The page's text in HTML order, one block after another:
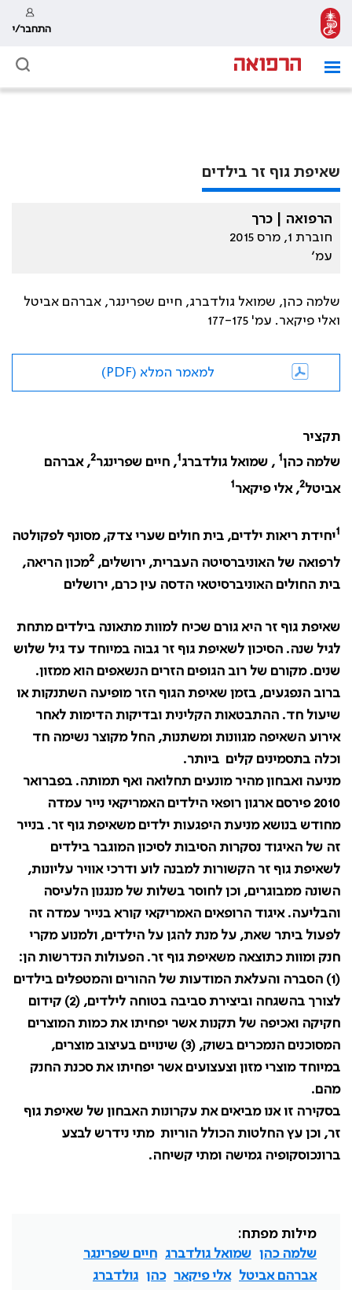
התחבר/י
שאיפת גוף זר בילדים
הרפואה | כרך
חוברת 1, מרס 2015
עמ׳
שלמה כהן, שמואל גולדברג, חיים שפרינגר, אברהם אביטל
ואלי פיקאר. עמ' 177-175
למאמר המלא (PDF)
תקציר
שלמה כהן 1 , שמואל גולדברג 1, חיים שפרינגר2, אברהם
אביטל2, אלי פיקאר 1
1יחידת ריאות ילדים, בית חולים שערי צדק, מסונף לפקולטה
לרפואה של האוניברסיטה העברית, ירושלים, 2מכון הריאה,
בית החולים האוניברסיטאי הדסה עין כרם, ירושלים
שאיפת גוף זר היא גורם שכיח למוות מתאונה בילדים מתחת
לגיל שנה. הסיכון לשאיפת גוף זר גבוה במיוחד עד גיל שלוש
שנים. מקורם של רוב הגופים הזרים הנשאפים הוא ממזון.
ברוב הנפגעים, בזמן שאיפת הגוף הזר מופיעה השתנקות או
שיעול חד. ההתבטאות הקלינית ובדיקות הדימות לאחר
אירוע השאיפה מגוונות ומשתנות, החל מקוצר נשימה חד
וכלה בתסמינים קלים ביותר.
מניעה ואבחון מהיר מונעים תחלואה ואף תמותה. בפברואר
2010 פירסם ארגון רופאי הילדים האמריקאי נייר עמדה
מחודש בנושא מניעת היפגעות ילדים משאיפת גוף זר. בנייר
זה של האיגוד נסקרות הסיבות לסיכון המוגבר בילדים
לשאיפת גוף זר הקשורות למבנה לוע ודרכי אוויר עליונות,
השונה ממבוגרים, וכן לחוסר בשלות של מנגנון הלעיסה
והבליעה. איגוד הרופאים האמריקאי קורא בנייר עמדה זה
לפעול ביתר שאת, על מנת להגן על הילדים, ולמנוע מקרי
חנק ומוות כתוצאה משאיפת גוף זר. הפעולות הנדרשות הן:
(1) הסברה והעלאת המודעות של ההורים והמטפלים בילדים
לצורך בהשגחה וביצירת סביבה בטוחה לילדים, (2) קידום
חקיקה ואכיפה של תקנות אשר יפחיתו את כמות המוצרים
המסוכנים הנמכרים בשוק, (3) שינויים בעיצוב מוצרים,
במיוחד מוצרי מזון וצעצועים אשר יפחיתו את סכנת החנק
מהם.
בסקירה זו אנו מביאים את עקרונות האבחון של שאיפת גוף
זר, וכן עץ החלטות הכולל הוריות מתי נידרש לבצע
ברונכוסקופיה גמישה ומתי קשיחה.
מילות מפתח:
שלמה כהן שמואל גולדברג
חיים שפרינגר
אברהם אביטל
אלי פיקאר כהן גולדברג